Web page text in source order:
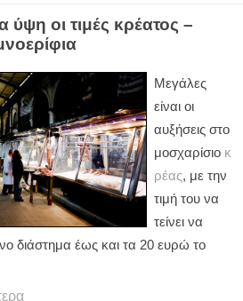
ύψη οι τιμές κρέατος –
Μεγάλες
είναι οι
αυξήσεις στο
μοσχαρίσιο κ
ρέας, με την
τιμή του να
τείνει να
διάστημα έως και τα 20 ευρώ το